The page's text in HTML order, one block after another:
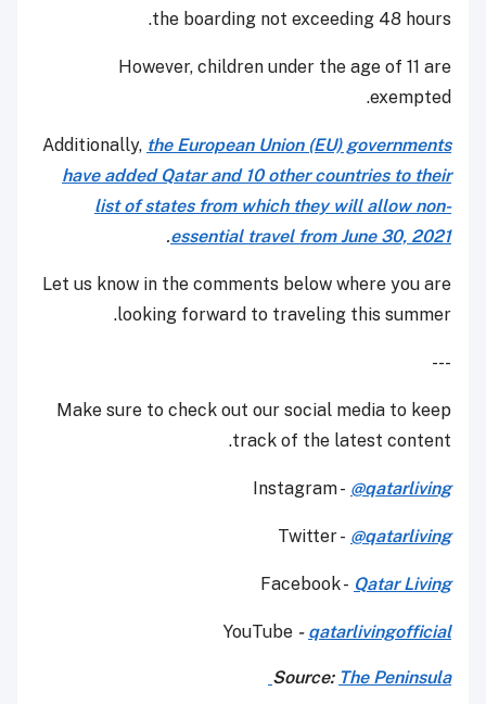
the boarding not exceeding 48 hours.
However, children under the age of 11 are
exempted.
Additionally, the European Union (EU) governments
have added Qatar and 10 other countries to their
list of states from which they will allow non-
essential travel from June 30, 2021
.
Let us know in the comments below where you are
looking forward to traveling this summer.
---
Make sure to check out our social media to keep
track of the latest content.
Instagram - @qatarliving
Twitter - @qatarliving
Facebook - Qatar Living
YouTube - qatarlivingofficial
Source: The Peninsula